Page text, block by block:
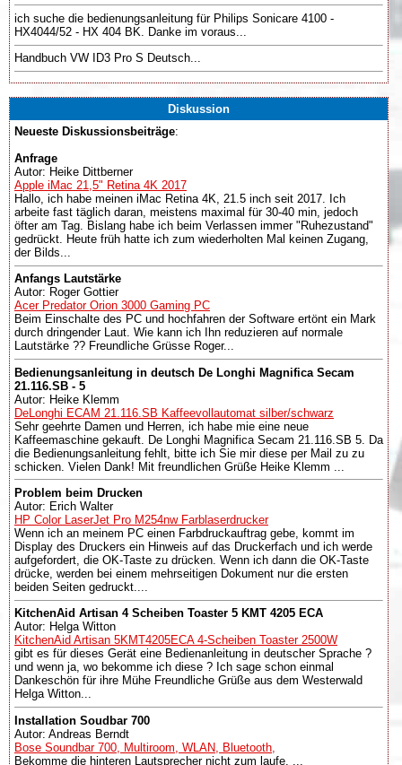
ich suche die bedienungsanleitung für Philips Sonicare 4100 -
HX4044/52 - HX 404 BK. Danke im voraus...
Handbuch VW ID3 Pro S Deutsch...
Diskussion
Neueste Diskussionsbeiträge:
Anfrage
Autor: Heike Dittberner
Apple iMac 21,5" Retina 4K 2017
Hallo, ich habe meinen iMac Retina 4K, 21.5 inch seit 2017. Ich
arbeite fast täglich daran, meistens maximal für 30-40 min, jedoch
öfter am Tag. Bislang habe ich beim Verlassen immer "Ruhezustand"
gedrückt. Heute früh hatte ich zum wiederholten Mal keinen Zugang,
der Bilds...
Anfangs Lautstärke
Autor: Roger Gottier
Acer Predator Orion 3000 Gaming PC
Beim Einschalte des PC und hochfahren der Software ertönt ein Mark
durch dringender Laut. Wie kann ich Ihn reduzieren auf normale
Lautstärke ?? Freundliche Grüsse Roger...
Bedienungsanleitung in deutsch De Longhi Magnifica Secam
21.116.SB - 5
Autor: Heike Klemm
DeLonghi ECAM 21.116.SB Kaffeevollautomat silber/schwarz
Sehr geehrte Damen und Herren, ich habe mie eine neue
Kaffeemaschine gekauft. De Longhi Magnifica Secam 21.116.SB 5. Da
die Bedienungsanleitung fehlt, bitte ich Sie mir diese per Mail zu zu
schicken. Vielen Dank! Mit freundlichen Grüße Heike Klemm ...
Problem beim Drucken
Autor: Erich Walter
HP Color LaserJet Pro M254nw Farblaserdrucker
Wenn ich an meinem PC einen Farbdruckauftrag gebe, kommt im
Display des Druckers ein Hinweis auf das Druckerfach und ich werde
aufgefordert, die OK-Taste zu drücken. Wenn ich dann die OK-Taste
drücke, werden bei einem mehrseitigen Dokument nur die ersten
beiden Seiten gedruckt....
KitchenAid Artisan 4 Scheiben Toaster 5 KMT 4205 ECA
Autor: Helga Witton
KitchenAid Artisan 5KMT4205ECA 4-Scheiben Toaster 2500W
gibt es für dieses Gerät eine Bedienanleitung in deutscher Sprache ?
und wenn ja, wo bekomme ich diese ? Ich sage schon einmal
Dankeschön für ihre Mühe Freundliche Grüße aus dem Westerwald
Helga Witton...
Installation Soudbar 700
Autor: Andreas Berndt
Bose Soundbar 700, Multiroom, WLAN, Bluetooth,
Bekomme die hinteren Lautsprecher nicht zum laufe. ...